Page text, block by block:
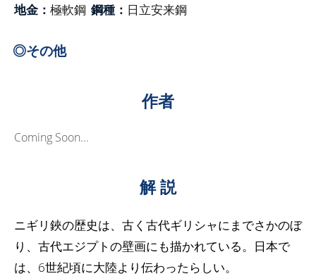
地金： 極軟鋼 鋼種： 日立安来鋼
◎その他
作者
Coming Soon...
解 説
ニギリ鋏の歴史は、古く古代ギリシャにまでさかのぼ
り、古代エジプトの壁画にも描かれている。日本で
は、6世紀頃に大陸より伝わったらしい。